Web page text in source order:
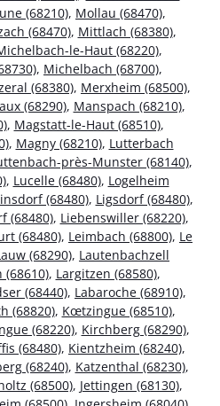
(68210), Mollau (68470),
(68470), Mittlach (68380),
le-Haut (68220),
, Michelbach (68700),
(68380), Merxheim (68500),
(68290), Manspach (68210),
, Magstatt-le-Haut (68510),
, Magny (68210), Lutterbach
près-Munster (68140),
, Lucelle (68480), Logelheim
(68480), Ligsdorf (68480),
(68480), Liebenswiller (68220),
(68480), Leimbach (68800), Le
(68290), Lautenbachzell
(68610), Largitzen (68580),
(68440), Labaroche (68910),
(68820), Kœtzingue (68510),
(68220), Kirchberg (68290),
(68480), Kientzheim (68240),
(68240), Katzenthal (68230),
(68500), Jettingen (68130),